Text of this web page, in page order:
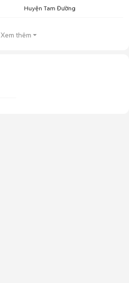
Huyện Tam Đường
Xem thêm